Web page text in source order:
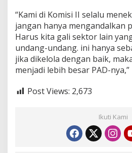
“Kami di Komisi II selalu
jangan hanya mengandalkan
Harus kita gali sektor lain
undang-undang. ini hanya
jika dikelola dengan baik,
menjadi lebih besar PAD-
Post Views: 2,673
Ikuti Kami